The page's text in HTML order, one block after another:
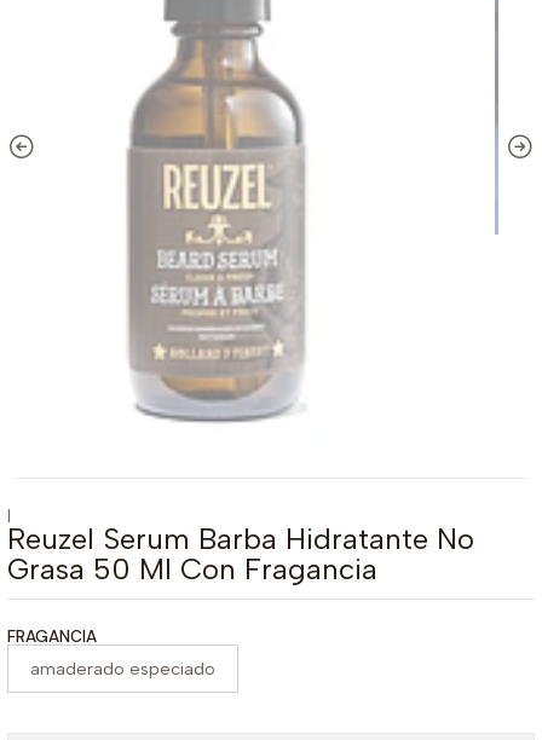
|
Reuzel Serum Barba Hidratante No
Grasa 50 Ml Con Fragancia
FRAGANCIA
amaderado especiado